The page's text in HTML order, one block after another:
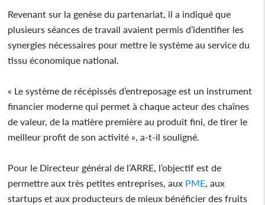
Revenant sur la genèse du partenariat, il a indiqué que
plusieurs séances de travail avaient permis d’identifier les
synergies nécessaires pour mettre le système au service du
tissu économique national.
« Le système de récépissés d’entreposage est un instrument
financier moderne qui permet à chaque acteur des chaînes
de valeur, de la matière première au produit fini, de tirer le
meilleur profit de son activité », a-t-il souligné.
Pour le Directeur général de l’ARRE, l’objectif est de
permettre aux très petites entreprises, aux PME , aux
startups et aux producteurs de mieux bénéficier des fruits